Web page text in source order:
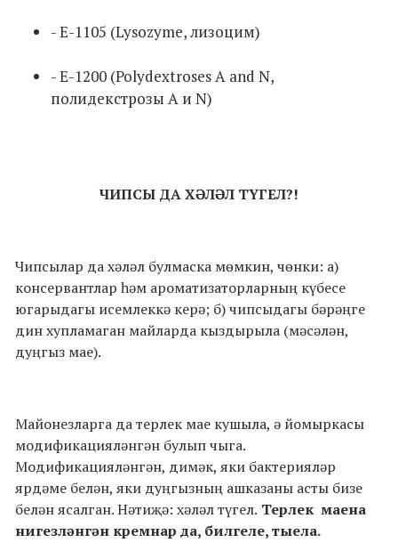
- E-1105 (Lysozyme, лизоцим)
- Е-1200 (Polydextroses A and N,
полидекстрозы A и N)
ЧИПСЫ ДА ХӘЛӘЛ ТҮГЕЛ?!
Чипсылар да хәләл булмаска мөмкин, чөнки: а)
консервантлар һәм ароматизаторларның күбесе
югарыдагы исемлеккә керә; б) чипсыдагы бәрәңге
дин хупламаган майларда кыздырыла (мәсәлән,
дуңгыз мае).
Майонезларга да терлек мае кушыла, ә йомыркасы
модификацияләнгән булып чыга.
Модификацияләнгән, димәк, яки бактерияләр
ярдәме белән, яки дуңгызның ашказаны асты бизе
белән ясалган. Нәтиҗә: хәләл түгел. Терлек маена
нигезләнгән кремнар да, билгеле, тыела.